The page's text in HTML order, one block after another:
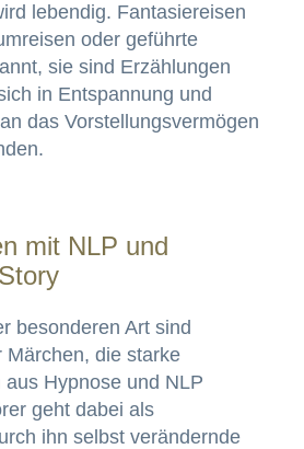
lebendig. Fantasiereisen
oder geführte
sie sind Erzählungen
in Entspannung und
das Vorstellungsvermögen
mit NLP und
besonderen Art sind
Märchen, die starke
Hypnose und NLP
geht dabei als
ihn selbst verändernde